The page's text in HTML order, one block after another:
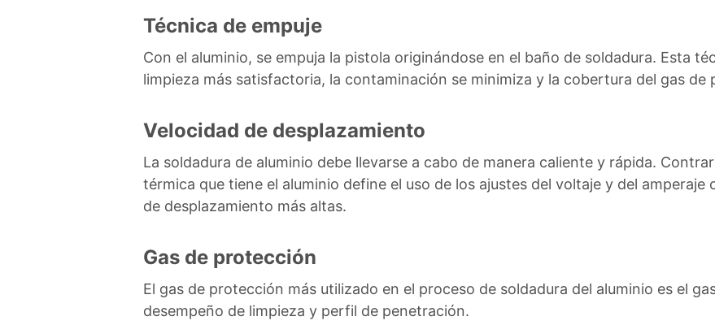
Técnica de empuje
Con el aluminio, se empuja la pistola originándose en el baño de soldadura. Esta
limpieza más satisfactoria, la contaminación se minimiza y la cobertura del gas de
Velocidad de desplazamiento
La soldadura de aluminio debe llevarse a cabo de manera caliente y rápida.
térmica que tiene el aluminio define el uso de los ajustes del voltaje y del
de desplazamiento más altas.
Gas de protección
El gas de protección más utilizado en el proceso de soldadura del aluminio es el
desempeño de limpieza y perfil de penetración.